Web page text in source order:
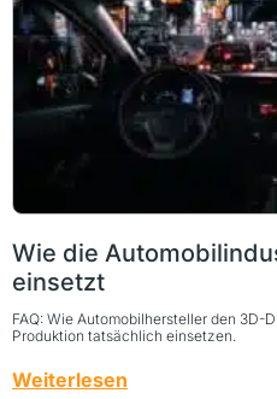
Wie die
einsetzt
FAQ: Wie Automobilhersteller den 3D-
Produktion tatsächlich einsetzen.
Weiterlesen